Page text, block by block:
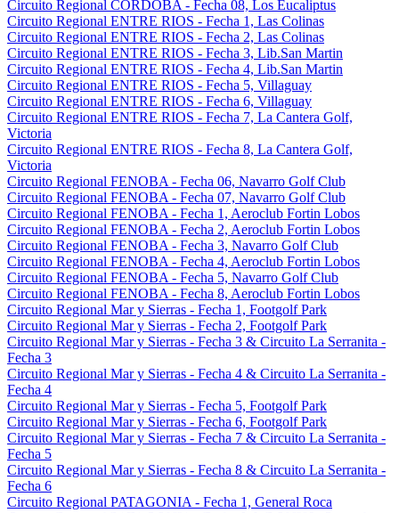
Circuito Regional CORDOBA - Fecha 08, Los Eucaliptus
Circuito Regional ENTRE RIOS - Fecha 1, Las Colinas
Circuito Regional ENTRE RIOS - Fecha 2, Las Colinas
Circuito Regional ENTRE RIOS - Fecha 3, Lib.San Martin
Circuito Regional ENTRE RIOS - Fecha 4, Lib.San Martin
Circuito Regional ENTRE RIOS - Fecha 5, Villaguay
Circuito Regional ENTRE RIOS - Fecha 6, Villaguay
Circuito Regional ENTRE RIOS - Fecha 7, La Cantera Golf,
Victoria
Circuito Regional ENTRE RIOS - Fecha 8, La Cantera Golf,
Victoria
Circuito Regional FENOBA - Fecha 06, Navarro Golf Club
Circuito Regional FENOBA - Fecha 07, Navarro Golf Club
Circuito Regional FENOBA - Fecha 1, Aeroclub Fortin Lobos
Circuito Regional FENOBA - Fecha 2, Aeroclub Fortin Lobos
Circuito Regional FENOBA - Fecha 3, Navarro Golf Club
Circuito Regional FENOBA - Fecha 4, Aeroclub Fortin Lobos
Circuito Regional FENOBA - Fecha 5, Navarro Golf Club
Circuito Regional FENOBA - Fecha 8, Aeroclub Fortin Lobos
Circuito Regional Mar y Sierras - Fecha 1, Footgolf Park
Circuito Regional Mar y Sierras - Fecha 2, Footgolf Park
Circuito Regional Mar y Sierras - Fecha 3 & Circuito La Serranita -
Fecha 3
Circuito Regional Mar y Sierras - Fecha 4 & Circuito La Serranita -
Fecha 4
Circuito Regional Mar y Sierras - Fecha 5, Footgolf Park
Circuito Regional Mar y Sierras - Fecha 6, Footgolf Park
Circuito Regional Mar y Sierras - Fecha 7 & Circuito La Serranita -
Fecha 5
Circuito Regional Mar y Sierras - Fecha 8 & Circuito La Serranita -
Fecha 6
Circuito Regional PATAGONIA - Fecha 1, General Roca